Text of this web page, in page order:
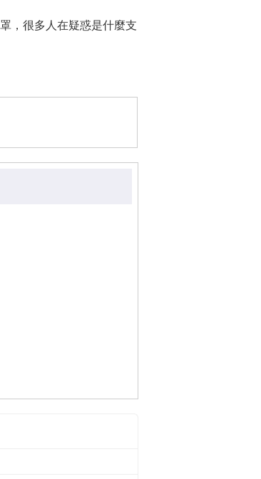
，很多人在疑惑是什麼支